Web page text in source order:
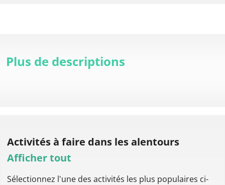
Plus de descriptions
Activités à faire dans les alentours
Afficher tout
Sélectionnez l'une des activités les plus populaires ci-